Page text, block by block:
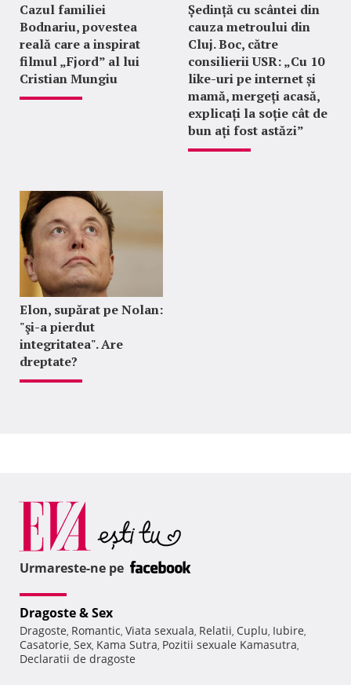
Cazul familiei
Bodnariu, povestea
reală care a inspirat
filmul „Fjord” al lui
Cristian Mungiu
Ședință cu scântei din
cauza metroului din
Cluj. Boc, către
consilierii USR: „Cu 10
like-uri pe internet și
mamă, mergeți acasă,
explicați la soție cât de
bun ați fost astăzi”
Elon, supărat pe Nolan:
"şi-a pierdut
integritatea". Are
dreptate?
Urmareste-ne pe
Dragoste & Sex
Dragoste, Romantic, Viata sexuala, Relatii, Cuplu, Iubire,
Casatorie, Sex, Kama Sutra, Pozitii sexuale Kamasutra,
Declaratii de dragoste